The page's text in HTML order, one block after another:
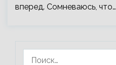
вперед. Сомневаюсь, что…